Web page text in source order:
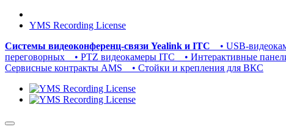
YMS Recording License
Системы видеоконференц-связи Yealink и ITC
• USB-
переговорных
• PTZ видеокамеры ITC • Интерактивные
Сервисные контракты AMS
• Стойки и крепления для ВКС